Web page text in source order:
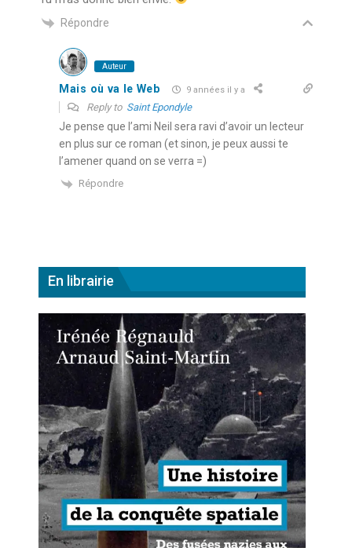
Répondre
Auteur
Mais où va le Web 9 années il y a
Reply to Saint Epondyle
Je pense que l’ami Neil sera ravi d’avoir un lecteur
en plus sur ce roman (et sinon, je peux aussi te
l’amener quand on se verra =)
Répondre
En librairie